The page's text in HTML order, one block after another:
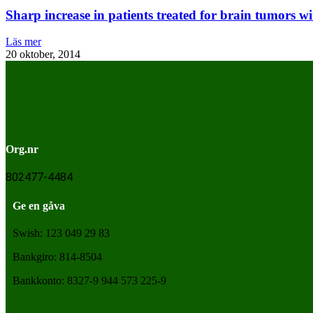
Sharp increase in patients treated for brain tumors
Läs mer
20 oktober, 2014
Org.nr
802477-4484
Ge en gåva
Swish: 123 049 29 83
Bankgiro: 814-8504
Bankkonto: 8327-9 944 573 225-9